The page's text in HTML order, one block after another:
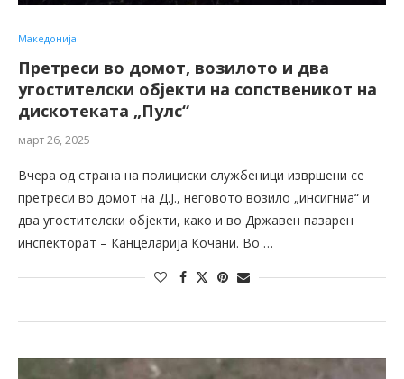
Македонија
Претреси во домот, возилото и два
угостителски објекти на сопственикот на
дискотеката „Пулс“
март 26, 2025
Вчера од страна на полициски службеници извршени се
претреси во домот на Д.Ј., неговото возило „инсигниа“ и
два угостителски објекти, како и во Државен пазарен
инспекторат – Канцеларија Кочани. Во …